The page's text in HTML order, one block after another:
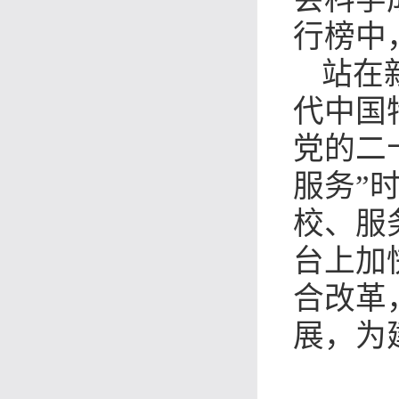
行榜中
站在
代中国
党的二
服务”
校、服
台上加
合改革
展，为